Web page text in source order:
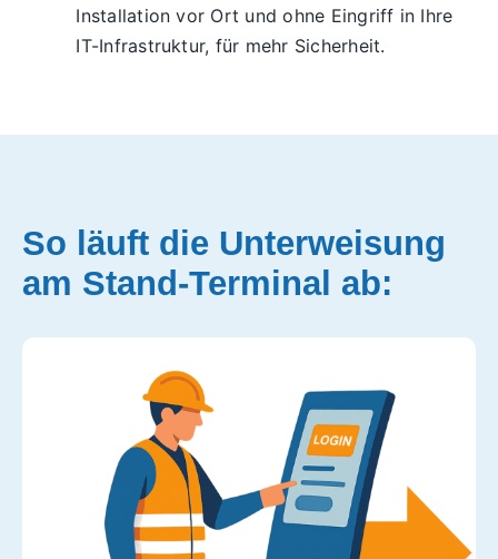
Installation vor Ort und ohne Eingriff in Ihre
IT-Infrastruktur, für mehr Sicherheit.
So läuft die Unterweisung
am Stand-Terminal ab: